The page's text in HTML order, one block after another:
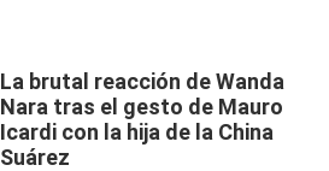
La brutal reacción de Wanda
Nara tras el gesto de Mauro
Icardi con la hija de la China
Suárez